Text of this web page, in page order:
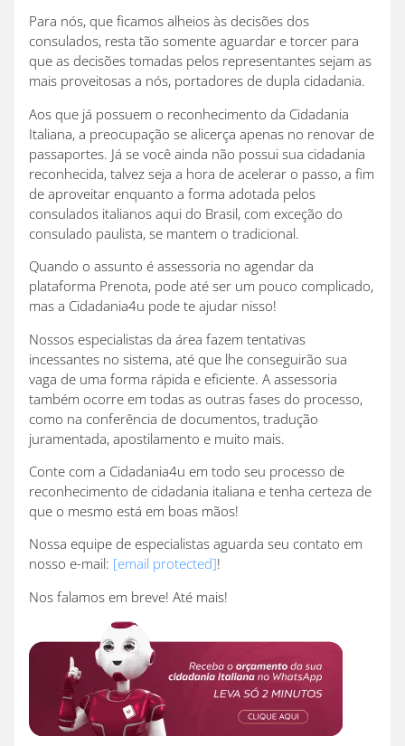
Para nós, que ficamos alheios às decisões dos
consulados, resta tão somente aguardar e torcer para
que as decisões tomadas pelos representantes sejam as
mais proveitosas a nós, portadores de dupla cidadania.
Aos que já possuem o reconhecimento da Cidadania
Italiana, a preocupação se alicerça apenas no renovar de
passaportes. Já se você ainda não possui sua cidadania
reconhecida, talvez seja a hora de acelerar o passo, a fim
de aproveitar enquanto a forma adotada pelos
consulados italianos aqui do Brasil, com exceção do
consulado paulista, se mantem o tradicional.
Quando o assunto é assessoria no agendar da
plataforma Prenota, pode até ser um pouco complicado,
mas a Cidadania4u pode te ajudar nisso!
Nossos especialistas da área fazem tentativas
incessantes no sistema, até que lhe conseguirão sua
vaga de uma forma rápida e eficiente. A assessoria
também ocorre em todas as outras fases do processo,
como na conferência de documentos, tradução
juramentada, apostilamento e muito mais.
Conte com a Cidadania4u em todo seu processo de
reconhecimento de cidadania italiana e tenha certeza de
que o mesmo está em boas mãos!
Nossa equipe de especialistas aguarda seu contato em
nosso e-mail: [email protected]!
Nos falamos em breve! Até mais!